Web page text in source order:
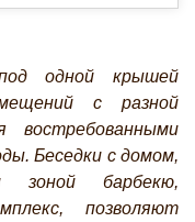
одной крышей
с разной
востребованными
Беседки с домом,
зоной барбекю,
позволяют